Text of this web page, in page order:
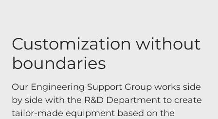
Customization without
boundaries
Our Engineering Support Group works side
by side with the R&D Department to create
tailor-made equipment based on the